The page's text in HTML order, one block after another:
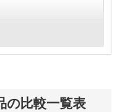
の比較一覧表